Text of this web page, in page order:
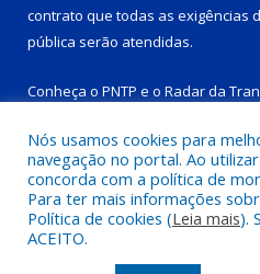
contrato que todas as exigências
pública serão atendidas.
Conheça o PNTP e o Radar da
Todos os direitos reservados a
PA.
Nós usamos cookies para
navegação no portal. Ao
concorda com a política de
Para ter mais informações
Política de cookies (Leia mais).
ACEITO.